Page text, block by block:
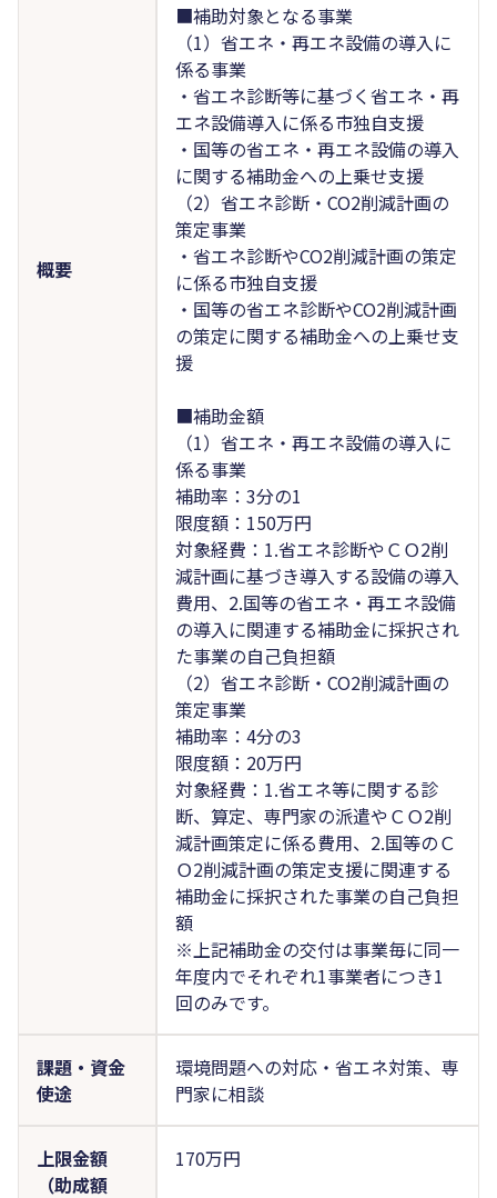
概要
■補助対象となる事業
（1）省エネ・再エネ設備の導入に
係る事業
・省エネ診断等に基づく省エネ・再
エネ設備導入に係る市独自支援
・国等の省エネ・再エネ設備の導入
に関する補助金への上乗せ支援
（2）省エネ診断・CO2削減計画の
策定事業
・省エネ診断やCO2削減計画の策定
に係る市独自支援
・国等の省エネ診断やCO2削減計画
の策定に関する補助金への上乗せ支
援
■補助金額
（1）省エネ・再エネ設備の導入に
係る事業
補助率：3分の1
限度額：150万円
対象経費：1.省エネ診断やＣＯ2削
減計画に基づき導入する設備の導入
費用、2.国等の省エネ・再エネ設備
の導入に関連する補助金に採択され
た事業の自己負担額
（2）省エネ診断・CO2削減計画の
策定事業
補助率：4分の3
限度額：20万円
対象経費：1.省エネ等に関する診
断、算定、専門家の派遣やＣＯ2削
減計画策定に係る費用、2.国等のＣ
Ｏ2削減計画の策定支援に関連する
補助金に採択された事業の自己負担
額
※上記補助金の交付は事業毎に同一
年度内でそれぞれ1事業者につき1
回のみです。
課題・資金
使途
環境問題への対応・省エネ対策、専
門家に相談
上限金額
（助成額
170万円